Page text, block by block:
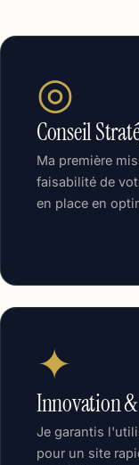
◎
Conseil
Ma première
faisabilité de
en place en
✦
Innovation
Je garantis
pour un site